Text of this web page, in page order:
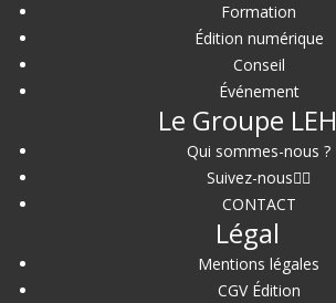
Formation
Édition numérique
Conseil
Événement
Le Groupe LEH
Qui sommes-nous ?
Suivez-nous
CONTACT
Légal
Mentions légales
CGV Édition